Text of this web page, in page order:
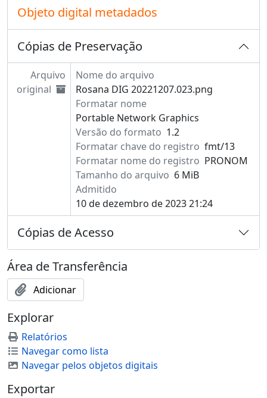
Objeto digital metadados
Cópias de Preservação
Arquivo
original
Nome do arquivo
Rosana DIG 20221207.023.png
Formatar nome
Portable Network Graphics
Versão do formato 1.2
Formatar chave do registro fmt/13
Formatar nome do registro PRONOM
Tamanho do arquivo 6 MiB
Admitido
10 de dezembro de 2023 21:24
Cópias de Acesso
Área de Transferência
Adicionar
Explorar
Relatórios
Navegar como lista
Navegar pelos objetos digitais
Exportar